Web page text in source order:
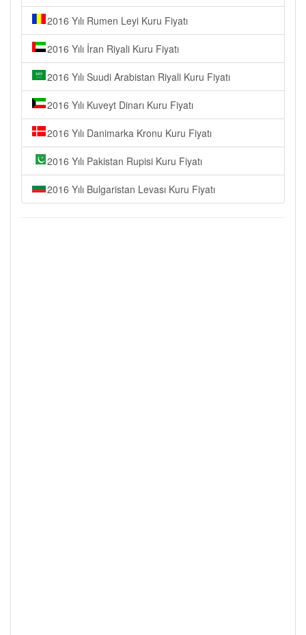
2016 Yılı Rumen Leyi Kuru Fiyatı
2016 Yılı İran Riyali Kuru Fiyatı
2016 Yılı Suudi Arabistan Riyali Kuru Fiyatı
2016 Yılı Kuveyt Dinarı Kuru Fiyatı
2016 Yılı Danimarka Kronu Kuru Fiyatı
2016 Yılı Pakistan Rupisi Kuru Fiyatı
2016 Yılı Bulgaristan Levası Kuru Fiyatı